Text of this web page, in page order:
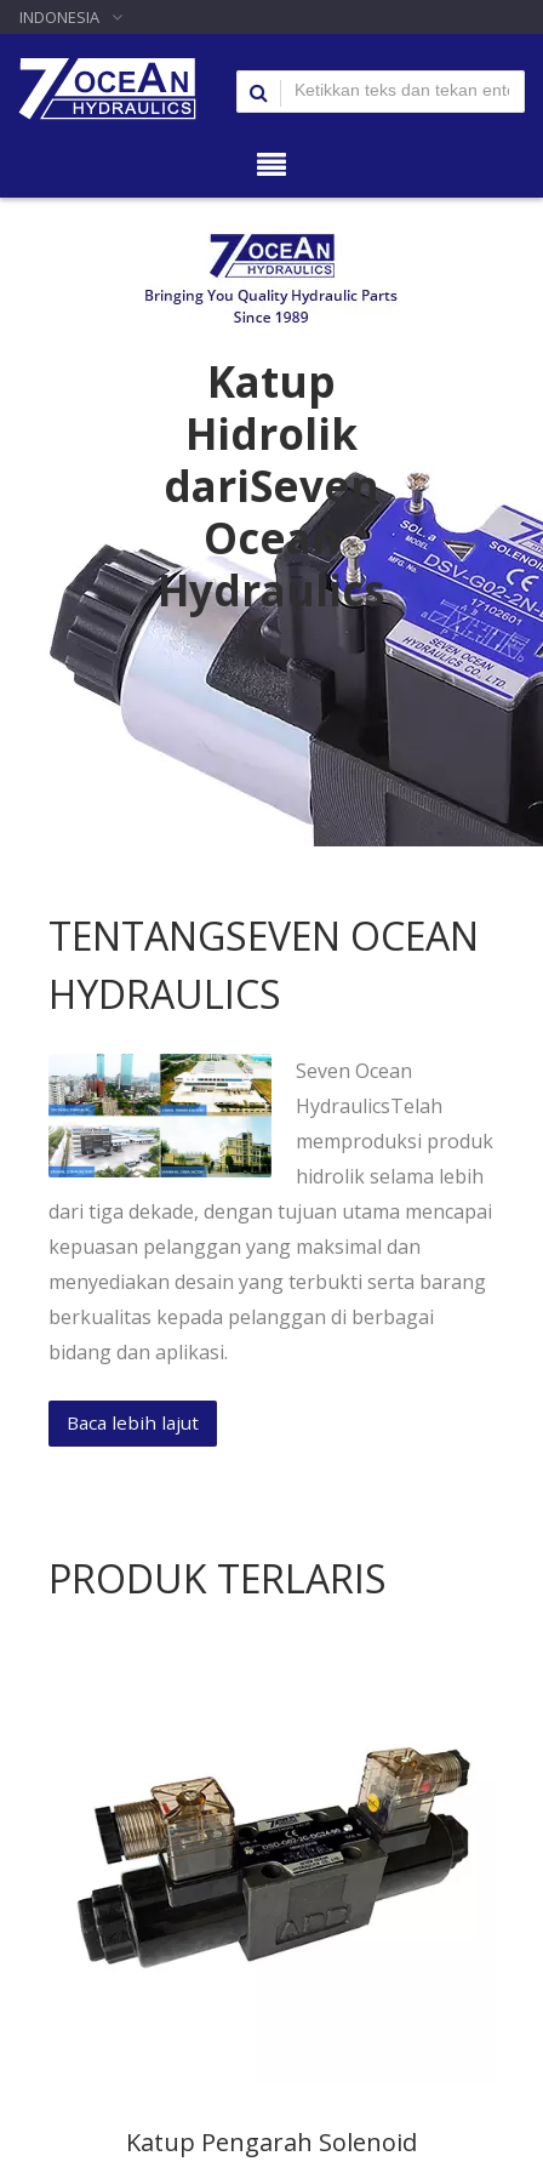
INDONESIA
Katup
Hidrolik
dariSeven
Ocean
Hydraulics
TENTANGSEVEN OCEAN
HYDRAULICS
Seven Ocean
HydraulicsTelah
memproduksi produk
hidrolik selama lebih
dari tiga dekade, dengan tujuan utama mencapai
kepuasan pelanggan yang maksimal dan
menyediakan desain yang terbukti serta barang
berkualitas kepada pelanggan di berbagai
bidang dan aplikasi.
Baca lebih lajut
PRODUK TERLARIS
Katup Pengarah Solenoid